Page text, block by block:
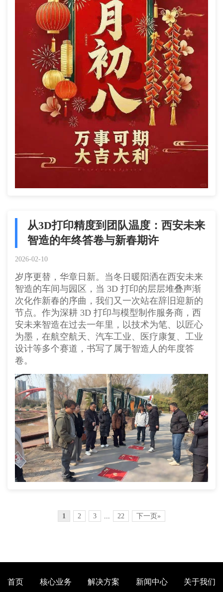
从3D打印精度到团队温度：西安未来
智造的年终答卷与新春期许
2026-02-10
岁序更替，华章日新。当冬日暖阳洒在西安未来
智造的车间与园区，当 3D 打印的层层堆叠声渐
次化作新春的序曲，我们又一次站在辞旧迎新的
节点。作为深耕 3D 打印与模型制作服务商，西
安未来智造在过去一年里，以技术为笔、以匠心
为墨，在航空航天、汽车工业、医疗康复、工业
设计等多个赛道，书写了属于智造人的年度答
卷。
1 2 3 ... 22 下一页»
首页 核心业务 解决方案 新闻中心 关于我们